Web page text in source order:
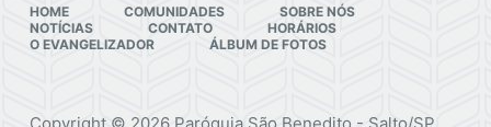
HOME COMUNIDADES
SOBRE NÓS
NOTÍCIAS
CONTATO
HORÁRIOS
O EVANGELIZADOR
ÁLBUM DE FOTOS